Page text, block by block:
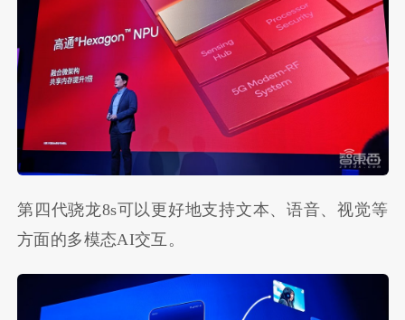
第四代骁龙8s可以更好地支持文本、语音、视觉等
方面的多模态AI交互。